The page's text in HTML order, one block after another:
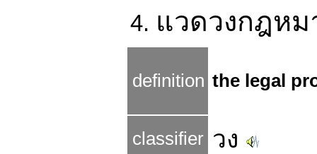
4. แวดวงกฎหม
definition the legal
classifier วง